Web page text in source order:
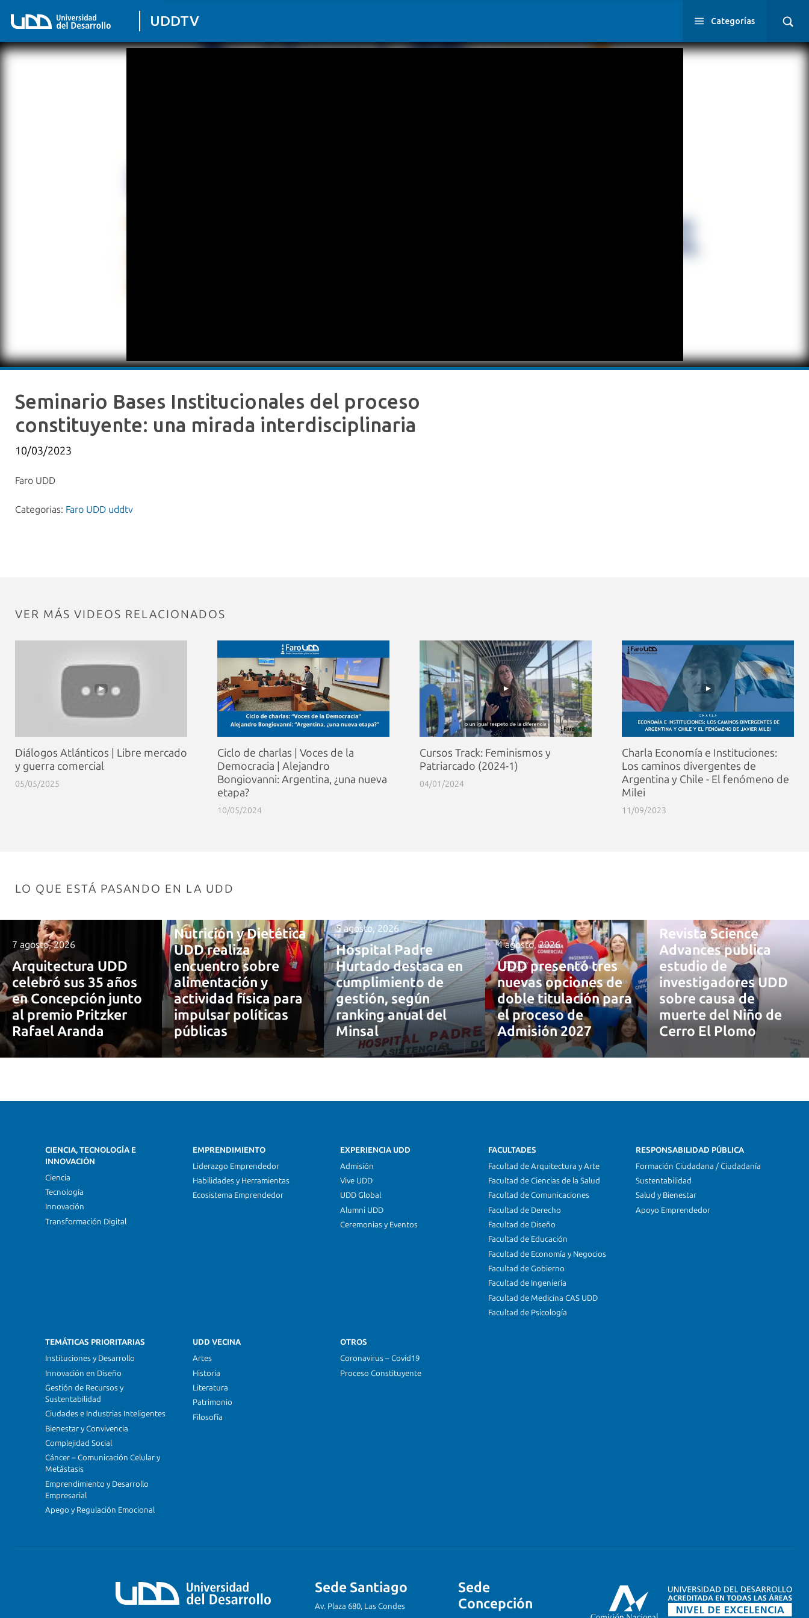
UDDTV Categorías
Seminario Bases Institucionales del proceso
constituyente: una mirada interdisciplinaria
10/03/2023
Faro UDD
Categorias: Faro UDD uddtv
VER MÁS VIDEOS RELACIONADOS
Diálogos Atlánticos | Libre mercado
y guerra comercial
05/05/2025
Ciclo de charlas | Voces de la
Democracia | Alejandro
Bongiovanni: Argentina, ¿una nueva
etapa?
10/05/2024
Cursos Track: Feminismos y
Patriarcado (2024-1)
04/01/2024
Charla Economía e Instituciones:
Los caminos divergentes de
Argentina y Chile - El fenómeno de
Milei
11/09/2023
LO QUE ESTÁ PASANDO EN LA UDD
7 agosto, 2026
Arquitectura UDD
celebró sus 35 años
en Concepción junto
al premio Pritzker
Rafael Aranda
Nutrición y Dietética
UDD realiza
encuentro sobre
alimentación y
actividad física para
impulsar políticas
públicas
5 agosto, 2026
Hospital Padre
Hurtado destaca en
cumplimiento de
gestión, según
ranking anual del
Minsal
4 agosto, 2026
UDD presentó tres
nuevas opciones de
doble titulación para
el proceso de
Admisión 2027
Revista Science
Advances publica
estudio de
investigadores UDD
sobre causa de
muerte del Niño de
Cerro El Plomo
CIENCIA, TECNOLOGÍA E
INNOVACIÓN
Ciencia
Tecnología
Innovación
Transformación Digital
EMPRENDIMIENTO
Liderazgo Emprendedor
Habilidades y Herramientas
Ecosistema Emprendedor
EXPERIENCIA UDD
Admisión
Vive UDD
UDD Global
Alumni UDD
Ceremonias y Eventos
FACULTADES
Facultad de Arquitectura y Arte
Facultad de Ciencias de la Salud
Facultad de Comunicaciones
Facultad de Derecho
Facultad de Diseño
Facultad de Educación
Facultad de Economía y Negocios
Facultad de Gobierno
Facultad de Ingeniería
Facultad de Medicina CAS UDD
Facultad de Psicología
RESPONSABILIDAD PÚBLICA
Formación Ciudadana / Ciudadanía
Sustentabilidad
Salud y Bienestar
Apoyo Emprendedor
TEMÁTICAS PRIORITARIAS
Instituciones y Desarrollo
Innovación en Diseño
Gestión de Recursos y
Sustentabilidad
Ciudades e Industrias Inteligentes
Bienestar y Convivencia
Complejidad Social
Cáncer – Comunicación Celular y
Metástasis
Emprendimiento y Desarrollo
Empresarial
Apego y Regulación Emocional
UDD VECINA
Artes
Historia
Literatura
Patrimonio
Filosofía
OTROS
Coronavirus – Covid19
Proceso Constituyente
Sede Santiago
Av. Plaza 680, Las Condes
Sede
Concepción